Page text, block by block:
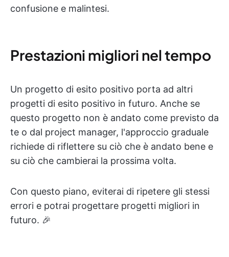
confusione e malintesi.
Prestazioni migliori nel tempo
Un progetto di esito positivo porta ad altri
progetti di esito positivo in futuro. Anche se
questo progetto non è andato come previsto da
te o dal project manager, l'approccio graduale
richiede di riflettere su ciò che è andato bene e
su ciò che cambierai la prossima volta.
Con questo piano, eviterai di ripetere gli stessi
errori e potrai progettare progetti migliori in
futuro. 🎉